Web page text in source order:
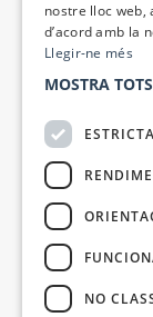
nostre lloc web,
d’acord amb la
Llegir-ne més
MOSTRA
NO